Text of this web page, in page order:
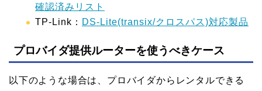
確認済みリスト
TP-Link： DS-Lite(transix/クロスパス)対応製品
プロバイダ提供ルーターを使うべきケース
以下のような場合は、プロバイダからレンタルできる